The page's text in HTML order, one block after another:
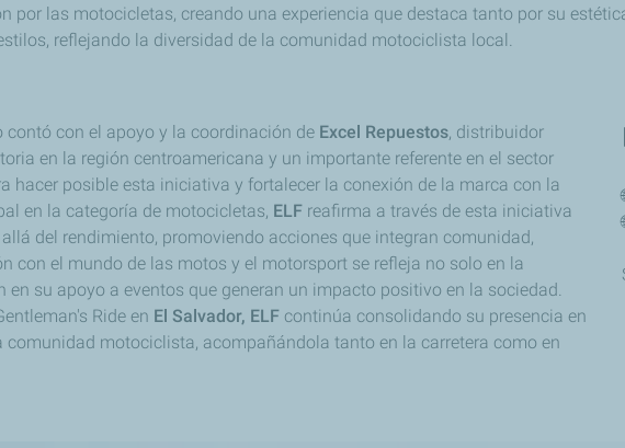
por las motocicletas, creando una experiencia que destaca tanto por su
reflejando la diversidad de la comunidad motociclista local.
contó con el apoyo y la coordinación de Excel Repuestos, distribuidor
en la región centroamericana y un importante referente en el sector
hacer posible esta iniciativa y fortalecer la conexión de la marca con la
en la categoría de motocicletas, ELF reafirma a través de esta iniciativa
del rendimiento, promoviendo acciones que integran comunidad,
con el mundo de las motos y el motorsport se refleja no solo en la
su apoyo a eventos que generan un impacto positivo en la sociedad.
Ride en El Salvador, ELF continúa consolidando su presencia en
motociclista, acompañándola tanto en la carretera como en